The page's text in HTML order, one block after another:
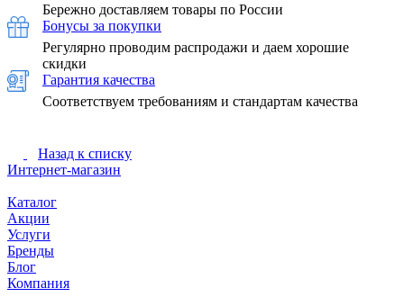
Бережно доставляем товары по России
Бонусы за покупки
Регулярно проводим распродажи и даем хорошие
скидки
Гарантия качества
Соответствуем требованиям и стандартам качества
Назад к списку
Интернет-магазин
Каталог
Акции
Услуги
Бренды
Блог
Компания